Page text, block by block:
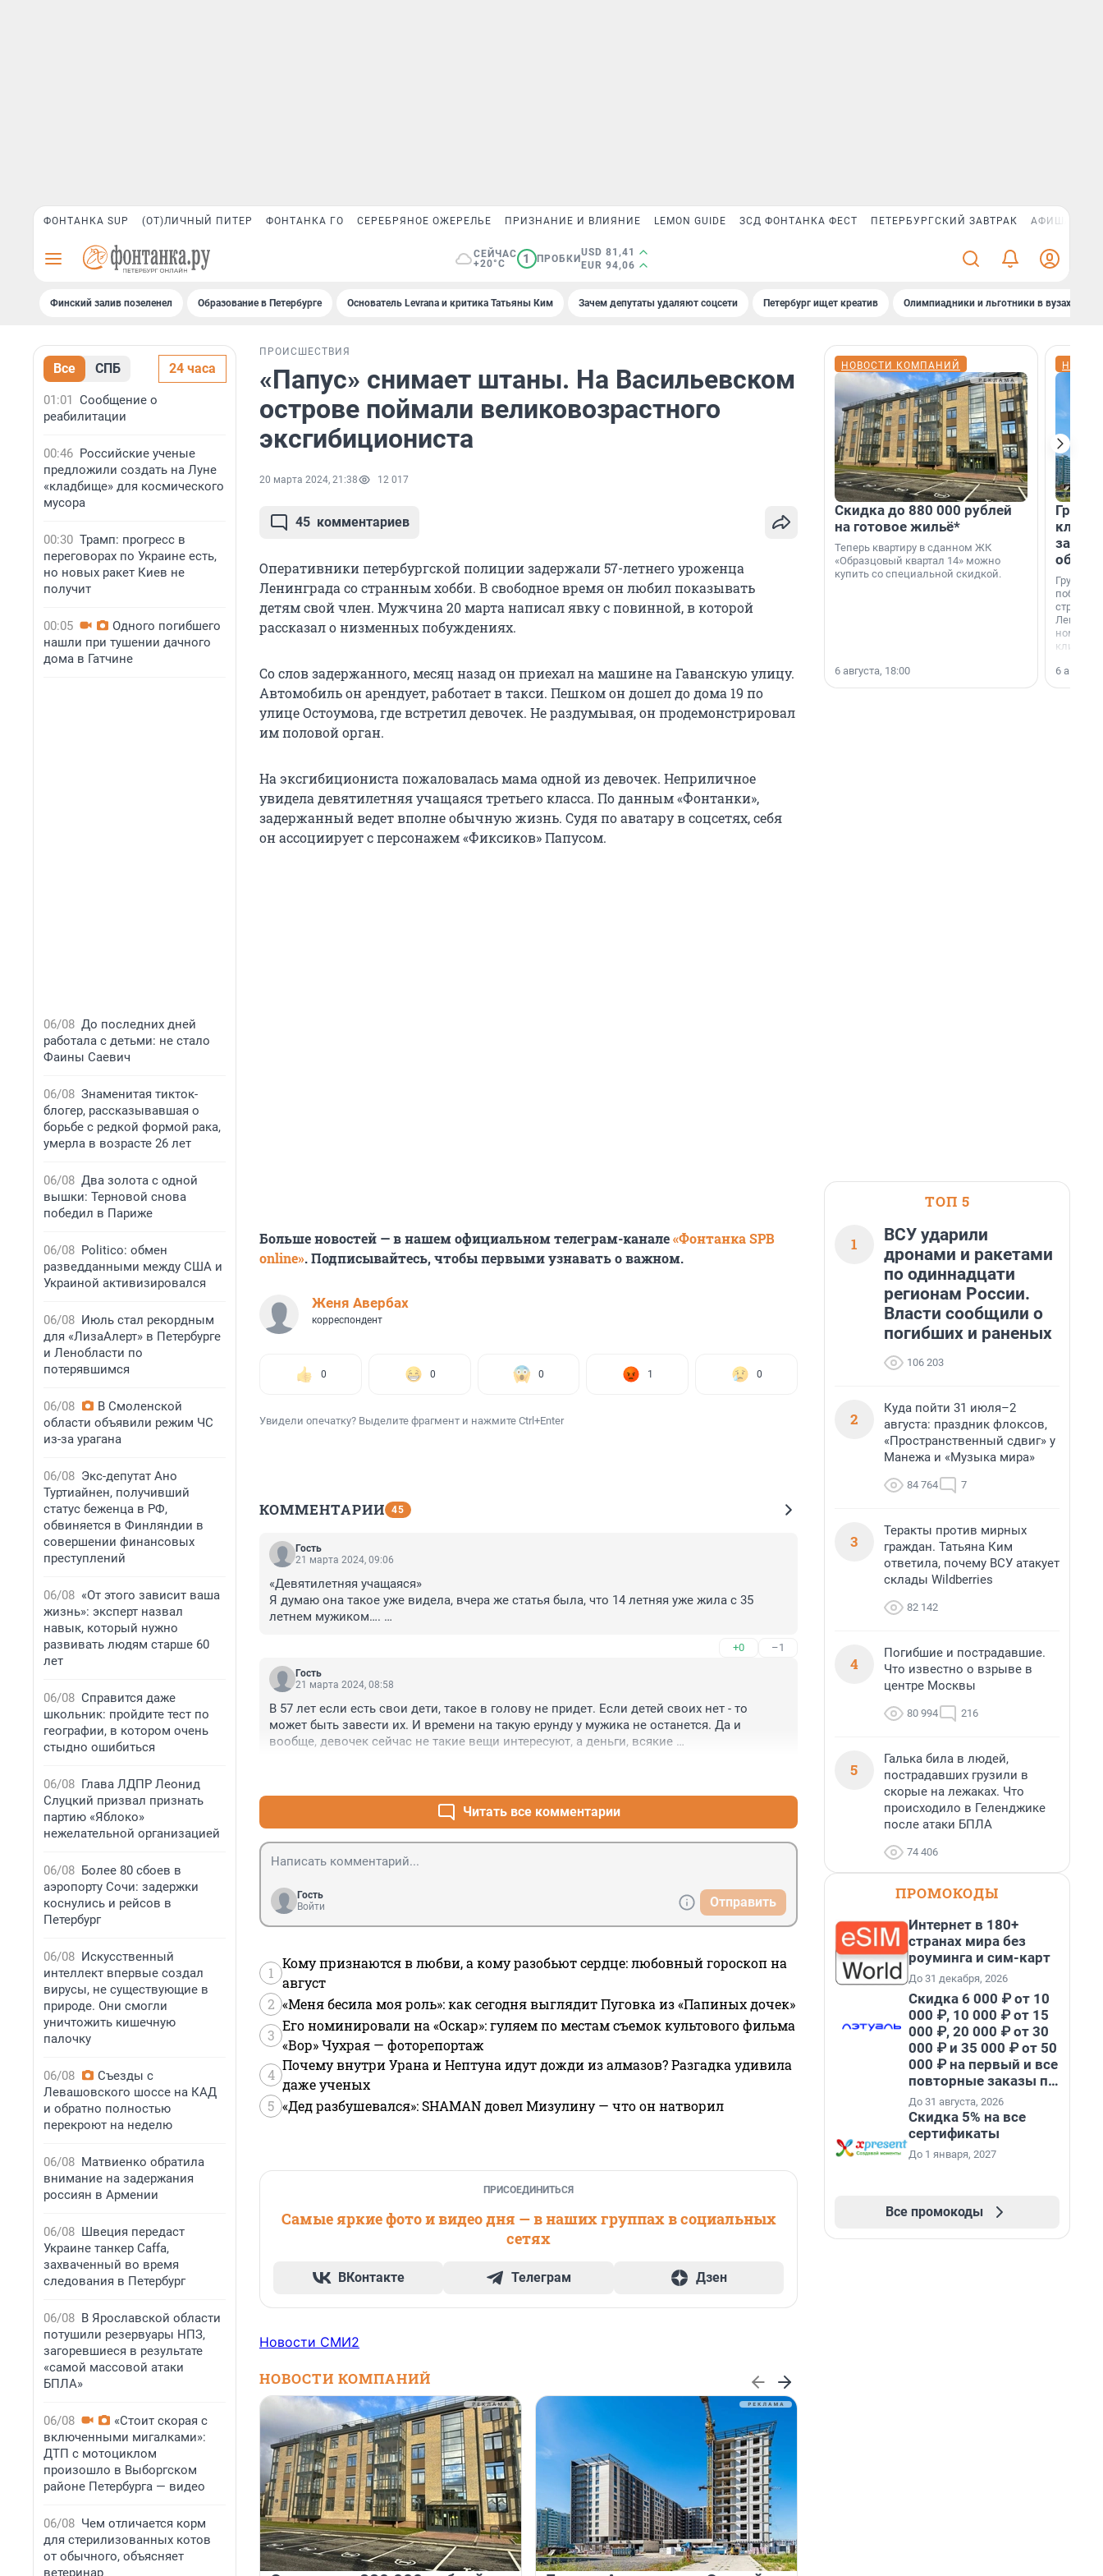
ФОНТАНКА SUP (ОТ)ЛИЧНЫЙ ПИТЕР ФОНТАНКА ГО СЕРЕБРЯНОЕ ОЖЕРЕЛЬЕ ПРИЗНАНИЕ И ВЛИЯНИЕ LEMON GUIDE ЗСД ФОНТАНКА ФЕСТ ПЕТЕРБУРГСКИЙ ЗАВТРАК АФИША PLUS
СЕЙЧАС
+20°C
1 ПРОБКИ
USD 81,41
EUR 94,06
Финский залив позеленел Образование в Петербурге Основатель Levrana и критика Татьяны Ким Зачем депутаты удаляют соцсети Петербург ищет креатив Олимпиадники и льготники в вузах СПб
Все СПБ 24 часа
01:01 Сообщение о
реабилитации
00:46 Российские ученые
предложили создать на Луне
«кладбище» для космического
мусора
00:30 Трамп: прогресс в
переговорах по Украине есть,
но новых ракет Киев не
получит
00:05
Одного погибшего
нашли при тушении дачного
дома в Гатчине
06/08 До последних дней
работала с детьми: не стало
Фаины Саевич
06/08 Знаменитая тикток-
блогер, рассказывавшая о
борьбе с редкой формой рака,
умерла в возрасте 26 лет
06/08 Два золота с одной
вышки: Терновой снова
победил в Париже
06/08 Politico: обмен
разведданными между США и
Украиной активизировался
06/08 Июль стал рекордным
для «ЛизаАлерт» в Петербурге
и Ленобласти по
потерявшимся
06/08
В Смоленской
области объявили режим ЧС
из-за урагана
06/08 Экс-депутат Ано
Туртиайнен, получивший
статус беженца в РФ,
обвиняется в Финляндии в
совершении финансовых
преступлений
06/08 «От этого зависит ваша
жизнь»: эксперт назвал
навык, который нужно
развивать людям старше 60
лет
06/08 Справится даже
школьник: пройдите тест по
географии, в котором очень
стыдно ошибиться
06/08 Глава ЛДПР Леонид
Слуцкий призвал признать
партию «Яблоко»
нежелательной организацией
06/08 Более 80 сбоев в
аэропорту Сочи: задержки
коснулись и рейсов в
Петербург
06/08 Искусственный
интеллект впервые создал
вирусы, не существующие в
природе. Они смогли
уничтожить кишечную
палочку
06/08
Съезды с
Левашовского шоссе на КАД
и обратно полностью
перекроют на неделю
06/08 Матвиенко обратила
внимание на задержания
россиян в Армении
06/08 Швеция передаст
Украине танкер Caffa,
захваченный во время
следования в Петербург
06/08 В Ярославской области
потушили резервуары НПЗ,
загоревшиеся в результате
«самой массовой атаки
БПЛА»
06/08
«Стоит скорая с
включенными мигалками»:
ДТП с мотоциклом
произошло в Выборгском
районе Петербурга — видео
06/08 Чем отличается корм
для стерилизованных котов
от обычного, объясняет
ветеринар
ПРОИСШЕСТВИЯ
«Папус» снимает штаны. На Васильевском
острове поймали великовозрастного
эксгибициониста
20 марта 2024, 21:38 12 017
45 комментариев
Оперативники петербургской полиции задержали 57-летнего уроженца
Ленинграда со странным хобби. В свободное время он любил показывать
детям свой член. Мужчина 20 марта написал явку с повинной, в которой
рассказал о низменных побуждениях.
Со слов задержанного, месяц назад он приехал на машине на Гаванскую улицу.
Автомобиль он арендует, работает в такси. Пешком он дошел до дома 19 по
улице Остоумова, где встретил девочек. Не раздумывая, он продемонстрировал
им половой орган.
На эксгибициониста пожаловалась мама одной из девочек. Неприличное
увидела девятилетняя учащаяся третьего класса. По данным «Фонтанки»,
задержанный ведет вполне обычную жизнь. Судя по аватару в соцсетях, себя
он ассоциирует с персонажем «Фиксиков» Папусом.
Больше новостей — в нашем официальном телеграм-канале«Фонтанка SPB
online». Подписывайтесь, чтобы первыми узнавать о важном.
Женя Авербах
корреспондент
0 0 0 1 0
Увидели опечатку? Выделите фрагмент и нажмите Ctrl+Enter
КОММЕНТАРИИ 45
Гость
21 марта 2024, 09:06
«Девятилетняя учащаяся»
Я думаю она такое уже видела, вчера же статья была, что 14 летняя уже жила с 35
летнем мужиком….
+0 –1
Гость
21 марта 2024, 08:58
В 57 лет если есть свои дети, такое в голову не придет. Если детей своих нет - то
может быть завести их. И времени на такую ерунду у мужика не останется. Да и
вообще, девочек сейчас не такие вещи интересуют, а деньги, всякие
Читать все комментарии
Гость
Войти
Отправить
1
Кому признаются в любви, а кому разобьют сердце: любовный гороскоп на
август
2 «Меня бесила моя роль»: как сегодня выглядит Пуговка из «Папиных дочек»
3
Его номинировали на «Оскар»: гуляем по местам съемок культового фильма
«Вор» Чухрая — фоторепортаж
4
Почему внутри Урана и Нептуна идут дожди из алмазов? Разгадка удивила
даже ученых
5 «Дед разбушевался»: SHAMAN довел Мизулину — что он натворил
ПРИСОЕДИНИТЬСЯ
Самые яркие фото и видео дня — в наших группах в социальных
сетях
ВКонтакте Телеграм Дзен
Новости СМИ2
НОВОСТИ КОМПАНИЙ
НОВОСТИ КОМПАНИЙ
Скидка до 880 000 рублей
на готовое жильё*
Теперь квартиру в сданном ЖК
«Образцовый квартал 14» можно
купить со специальной скидкой.
6 августа, 18:00
Группа
области».
6
ТОП 5
1
ВСУ ударили
дронами и ракетами
по одиннадцати
регионам России.
Власти сообщили о
погибших и раненых
106 203
2
Куда пойти 31 июля–2
августа: праздник флоксов,
«Пространственный сдвиг» у
Манежа и «Музыка мира»
84 764 7
3
Теракты против мирных
граждан. Татьяна Ким
ответила, почему ВСУ атакует
склады Wildberries
82 142
4
Погибшие и пострадавшие.
Что известно о взрыве в
центре Москвы
80 994 216
5
Галька била в людей,
пострадавших грузили в
скорые на лежаках. Что
происходило в Геленджике
после атаки БПЛА
74 406
ПРОМОКОДЫ
Интернет в 180+
странах мира без
роуминга и сим-карт
До 31 декабря, 2026
Скидка 6 000 ₽ от 10
000 ₽, 10 000 ₽ от 15
000 ₽, 20 000 ₽ от 30
000 ₽ и 35 000 ₽ от 50
000 ₽ на первый и все
повторные заказы по
промокоду НАБЕРИ
До 31 августа, 2026
Скидка 5% на все
сертификаты
До 1 января, 2027
Все промокоды